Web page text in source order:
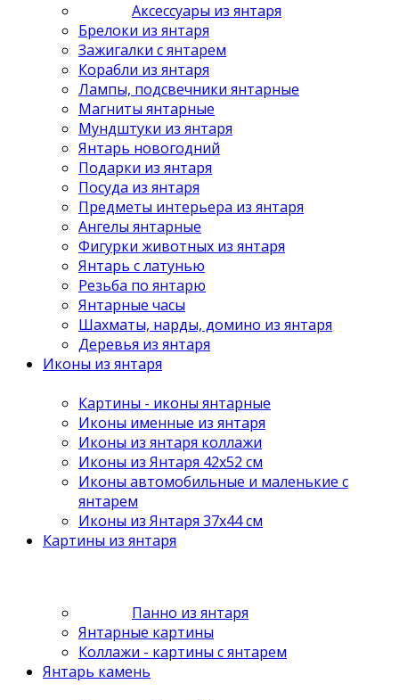
Аксессуары из янтаря
Брелоки из янтаря
Зажигалки с янтарем
Корабли из янтаря
Лампы, подсвечники янтарные
Магниты янтарные
Мундштуки из янтаря
Янтарь новогодний
Подарки из янтаря
Посуда из янтаря
Предметы интерьера из янтаря
Ангелы янтарные
Фигурки животных из янтаря
Янтарь с латунью
Резьба по янтарю
Янтарные часы
Шахматы, нарды, домино из янтаря
Деревья из янтаря
Иконы из янтаря
Картины - иконы янтарные
Иконы именные из янтаря
Иконы из янтаря коллажи
Иконы из Янтаря 42х52 см
Иконы автомобильные и маленькие с
янтарем
Иконы из Янтаря 37х44 см
Картины из янтаря
Панно из янтаря
Янтарные картины
Коллажи - картины с янтарем
Янтарь камень